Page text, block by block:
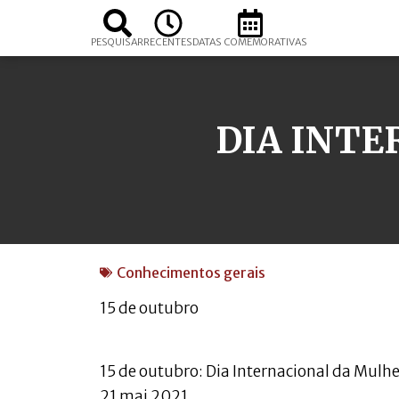
PESQUISARRECENTESDATAS COMEMORATIVAS
DIA
Conhecimentos gerais
15 de outubro
15 de outubro: Dia Internacional da